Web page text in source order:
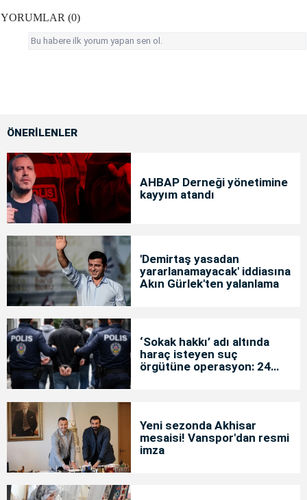
YORUMLAR (0)
Bu habere ilk yorum yapan sen ol.
ÖNERİLENLER
AHBAP Derneği yönetimine
kayyım atandı
'Demirtaş yasadan
yararlanamayacak' iddiasına
Akın Gürlek'ten yalanlama
‘Sokak hakkı’ adı altında
haraç isteyen suç
örgütüne operasyon: 24
Yeni sezonda Akhisar
mesaisi! Vanspor'dan resmi
imza